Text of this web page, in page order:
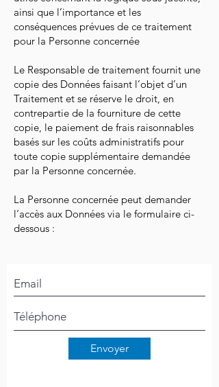
ainsi que l’importance et les
conséquences prévues de ce traitement
pour la Personne concernée​
Le Responsable de traitement fournit une
copie des Données faisant l’objet d’un
Traitement et se réserve le droit, en
contrepartie de la fourniture de cette
copie, le paiement de frais raisonnables
basés sur les coûts administratifs pour
toute copie supplémentaire demandée
par la Personne concernée.
La Personne concernée peut demander
l’accès aux Données via le formulaire ci-
dessous :
Envoyer